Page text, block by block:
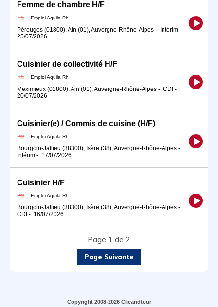
Femme de chambre H/F
Emploi Aquila Rh
Pérouges (01800), Ain (01), Auvergne-Rhône-Alpes - Intérim -
25/07/2026
Cuisinier de collectivité H/F
Emploi Aquila Rh
Meximieux (01800), Ain (01), Auvergne-Rhône-Alpes - CDI -
20/07/2026
Cuisinier(e) / Commis de cuisine (H/F)
Emploi Aquila Rh
Bourgoin-Jallieu (38300), Isère (38), Auvergne-Rhône-Alpes -
Intérim - 17/07/2026
Cuisinier H/F
Emploi Aquila Rh
Bourgoin-Jallieu (38300), Isère (38), Auvergne-Rhône-Alpes -
CDI - 16/07/2026
Page 1 de 2
Page Suivante
Copyright 2008-2026 Clicandtour